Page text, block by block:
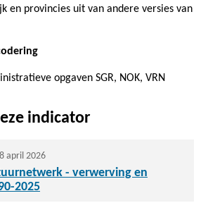
en provincies uit van andere versies van
opgaven SGR, NOK, VRN
indicator
april 2026
- verwerving en
2025